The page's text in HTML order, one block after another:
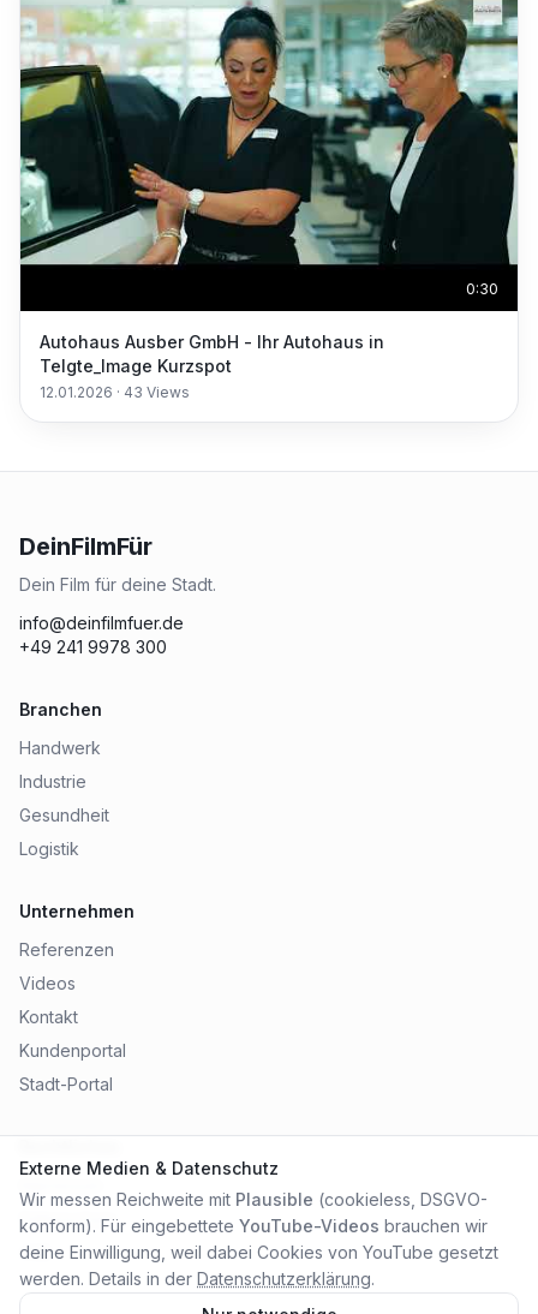
0:30
Autohaus Ausber GmbH - Ihr Autohaus in
Telgte_Image Kurzspot
12.01.2026 · 43 Views
DeinFilmFür
Dein Film für deine Stadt.
info@deinfilmfuer.de
+49 241 9978 300
Branchen
Handwerk
Industrie
Gesundheit
Logistik
Unternehmen
Referenzen
Videos
Kontakt
Kundenportal
Stadt-Portal
Datenschutz
AGB
Externe Medien & Datenschutz
Wir messen Reichweite mit Plausible (cookieless, DSGVO-
konform). Für eingebettete YouTube-Videos brauchen wir
deine Einwilligung, weil dabei Cookies von YouTube gesetzt
werden. Details in der Datenschutzerklärung.